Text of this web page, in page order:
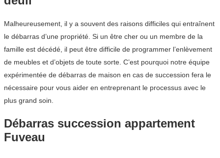
Malheureusement, il y a souvent des raisons difficiles qui entraînent
le débarras d’une propriété. Si un être cher ou un membre de la
famille est décédé, il peut être difficile de programmer l’enlèvement
de meubles et d’objets de toute sorte. C’est pourquoi notre équipe
expérimentée de débarras de maison en cas de succession fera le
nécessaire pour vous aider en entreprenant le processus avec le
plus grand soin.
Débarras succession appartement
Fuveau